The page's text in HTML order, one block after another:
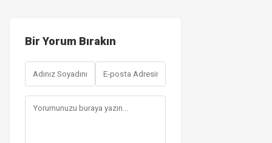
Bir Yorum Bırakın